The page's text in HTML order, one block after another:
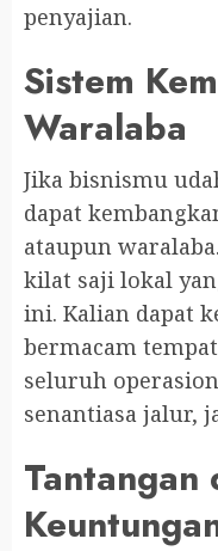
penyajian.
Sistem
Waralaba
Jika bisnismu
dapat
ataupun
kilat saji lokal
ini. Kalian dapat
bermacam
seluruh
senantiasa jalur,
Tantangan